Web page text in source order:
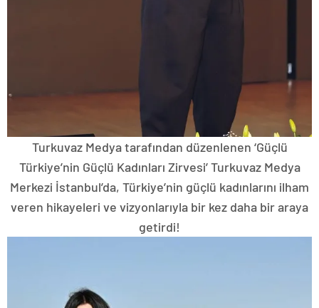
Turkuvaz Medya tarafından düzenlenen ‘Güçlü
Türkiye’nin Güçlü Kadınları Zirvesi’ Turkuvaz Medya
Merkezi İstanbul’da, Türkiye’nin güçlü kadınlarını ilham
veren hikayeleri ve vizyonlarıyla bir kez daha bir araya
getirdi!